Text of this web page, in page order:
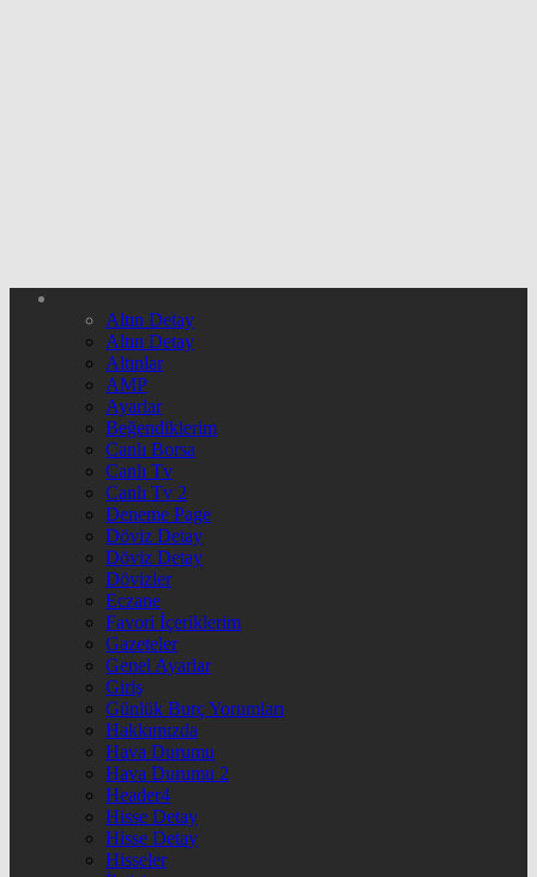
Altın Detay
Altın Detay
Altınlar
AMP
Ayarlar
Beğendiklerim
Canlı Borsa
Canlı Tv
Canlı Tv 2
Deneme Page
Döviz Detay
Döviz Detay
Dövizler
Eczane
Favori İçeriklerim
Gazeteler
Genel Ayarlar
Giriş
Günlük Burç Yorumları
Hakkımızda
Hava Durumu
Hava Durumu 2
Header4
Hisse Detay
Hisse Detay
Hisseler